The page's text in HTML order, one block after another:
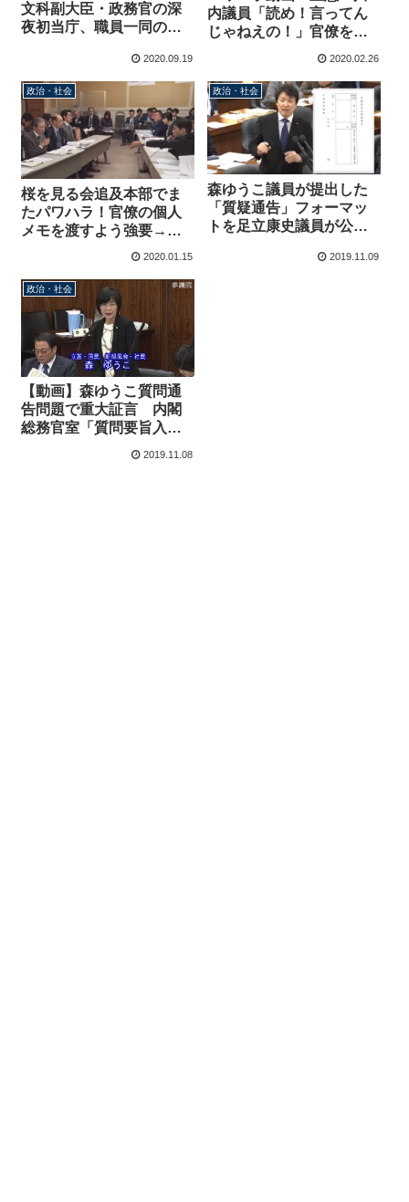
文科副大臣・政務官の深
夜初当庁、職員一同のお
2020.09.19
内議員「読め！言ってん
じゃねえの！」官僚を怒
鳴り北村大臣に「辞めま
すってここで言って」→
主査に注意を受ける
2020.02.26
政治・社会
桜を見る会追及本部でま
たパワハラ！官僚の個人
メモを渡すよう強要→官
僚「私の手持ちのメモ、
「いいじゃん！なん
で！」
2020.01.15
政治・社会
森ゆうこ議員が提出した
「質疑通告」フォーマッ
トを足立康史議員が公開
すだけ、質問項目なし2019.11.09
政治・社会
【動画】森ゆうこ質問通
告問題で重大証言 内閣
総務官室「質問要旨入手
「期日前の通告に質問内
2019.11.08